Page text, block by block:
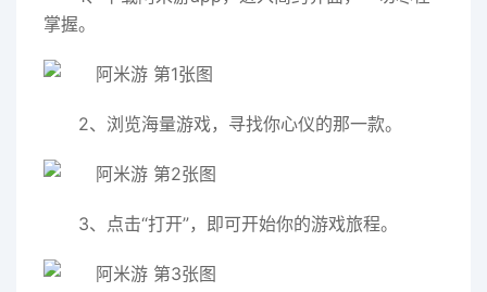
掌握。
2、浏览海量游戏，寻找你心仪的那一款。
3、点击“打开”，即可开始你的游戏旅程。